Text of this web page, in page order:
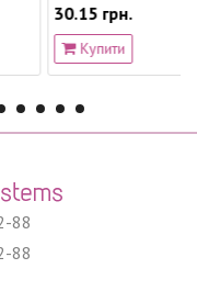
30.15 грн.
Купити
88
88